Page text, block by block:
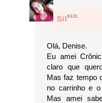
Sil 9.2.21
Olá, Denise.
Eu amei
claro que
Mas faz tempo
no carrinho e
Mas amei